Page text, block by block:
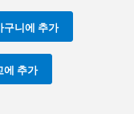
구니에 추가
에 추가